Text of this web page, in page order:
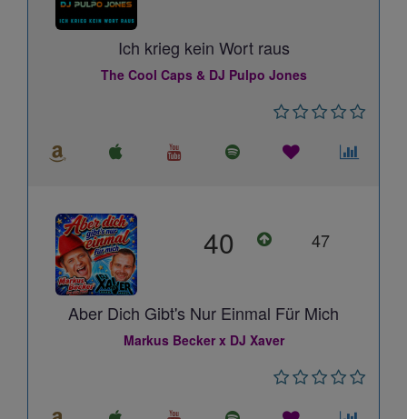
Ich krieg kein Wort raus
The Cool Caps & DJ Pulpo Jones
40 47
Aber Dich Gibt's Nur Einmal Für Mich
Markus Becker x DJ Xaver